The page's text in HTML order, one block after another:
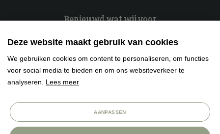
Deze website maakt gebruik van cookies
We gebruiken cookies om content te personaliseren, om functies
voor social media te bieden en om ons websiteverkeer te
analyseren. Lees meer
AANPASSEN
Benieuwd wat wij voor
Neem contact met ons op, wij helpen je graag verder.
FacebookTwitterLinkedIn